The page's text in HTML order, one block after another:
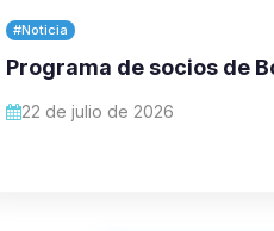
#Noticia
Programa de socios de
22 de julio de 2026